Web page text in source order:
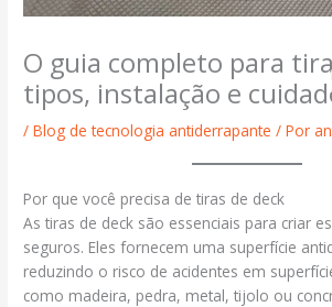
O guia completo para
tipos, instalação e
/Blog de tecnologia antiderrapante / Por
Por que você precisa de tiras de deck
As tiras de deck são essenciais para criar
seguros. Eles fornecem uma superfície
reduzindo o risco de acidentes em
como madeira, pedra, metal, tijolo ou